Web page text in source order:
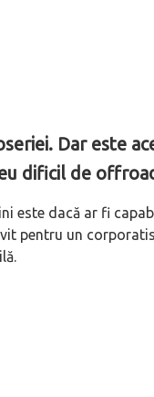
Dar este
dificil de
este dacă ar fi
pentru un